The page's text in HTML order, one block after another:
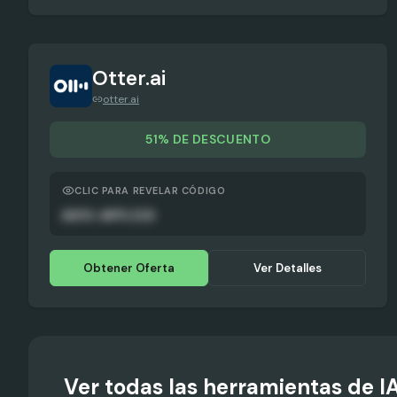
Otter.ai
otter.ai
51% DE DESCUENTO
CLIC PARA REVELAR CÓDIGO
Obtener Oferta Ver Detalles
Ver todas las herramientas de